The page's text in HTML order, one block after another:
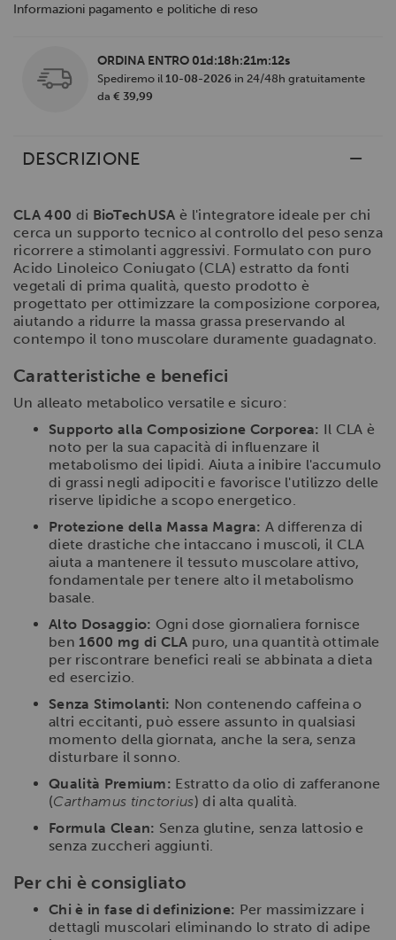
Informazioni pagamento e politiche di reso
ORDINA ENTRO 01d:18h:21m:11s
Spediremo il 10-08-2026 in 24/48h gratuitamente
da € 39,99
DESCRIZIONE
CLA 400 di BioTechUSA è l'integratore ideale per chi
cerca un supporto tecnico al controllo del peso senza
ricorrere a stimolanti aggressivi. Formulato con puro
Acido Linoleico Coniugato (CLA) estratto da fonti
vegetali di prima qualità, questo prodotto è
progettato per ottimizzare la composizione corporea,
aiutando a ridurre la massa grassa preservando al
contempo il tono muscolare duramente guadagnato.
Caratteristiche e benefici
Un alleato metabolico versatile e sicuro:
Supporto alla Composizione Corporea: Il CLA è
noto per la sua capacità di influenzare il
metabolismo dei lipidi. Aiuta a inibire l'accumulo
di grassi negli adipociti e favorisce l'utilizzo delle
riserve lipidiche a scopo energetico.
Protezione della Massa Magra: A differenza di
diete drastiche che intaccano i muscoli, il CLA
aiuta a mantenere il tessuto muscolare attivo,
fondamentale per tenere alto il metabolismo
basale.
Alto Dosaggio: Ogni dose giornaliera fornisce
ben 1600 mg di CLA puro, una quantità ottimale
per riscontrare benefici reali se abbinata a dieta
ed esercizio.
Senza Stimolanti: Non contenendo caffeina o
altri eccitanti, può essere assunto in qualsiasi
momento della giornata, anche la sera, senza
disturbare il sonno.
Qualità Premium: Estratto da olio di zafferanone
(Carthamus tinctorius) di alta qualità.
Formula Clean: Senza glutine, senza lattosio e
senza zuccheri aggiunti.
Per chi è consigliato
Chi è in fase di definizione: Per massimizzare i
dettagli muscolari eliminando lo strato di adipe